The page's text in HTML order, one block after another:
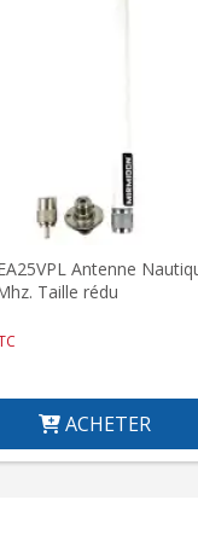
Antenne
Taille rédu
ACHETER